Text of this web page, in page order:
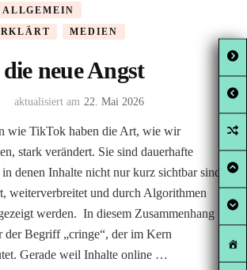
ALLGEMEIN
MEDIEN
neue Angst
aktualisiert am 22. Mai 2026
wie TikTok haben die Art, wie wir
stark verändert. Sie sind dauerhafte
denen Inhalte nicht nur kurz sichtbar sind,
weiterverbreitet und durch Algorithmen
werden. In diesem Zusammenhang
der Begriff „cringe“, der im Kern
Gerade weil Inhalte online …